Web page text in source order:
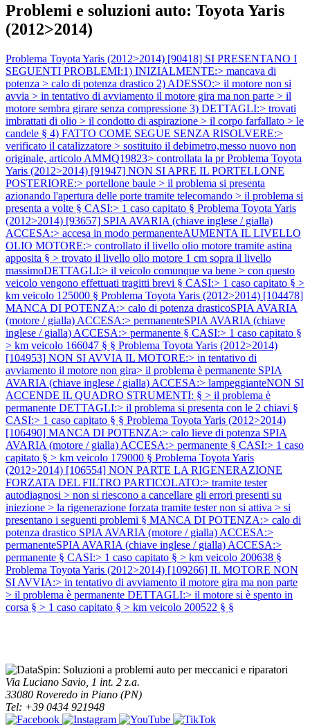
Problemi e soluzioni auto: Toyota Yaris
(2012>2014)
Problema Toyota Yaris (2012>2014) [90418] SI PRESENTANO I
SEGUENTI PROBLEMI:1) INIZIALMENTE:> mancava di
potenza > calo di potenza drastico 2) ADESSO:> il motore non si
avvia > in tentativo di avviamento il motore gira ma non parte > il
motore sembra girare senza compressione 3) DETTAGLI:> trovati
imbrattati di olio > il condotto di aspirazione > il corpo farfallato > le
candele § 4) FATTO COME SEGUE SENZA RISOLVERE:>
verificato il catalizzatore > sostituito il debimetro,messo nuovo non
originale, articolo AMMQ19823> controllata la prProblema Toyota
Yaris (2012>2014) [91947] NON SI APRE IL PORTELLONE
POSTERIORE:> portellone baule > il problema si presenta
azionando l'apertura delle porte tramite telecomando > il problema si
presenta a volte § CASI:> 1 caso capitato § Problema Toyota Yaris
(2012>2014) [93657] SPIA AVARIA (chiave inglese / gialla)
ACCESA:> accesa in modo permanenteAUMENTA IL LIVELLO
OLIO MOTORE:> controllato il livello olio motore tramite astina
apposita § > trovato il livello olio motore 1 cm sopra il livello
massimoDETTAGLI:> il veicolo comunque va bene > con questo
veicolo vengono effettuati tragitti brevi § CASI:> 1 caso capitato § >
km veicolo 125000 § Problema Toyota Yaris (2012>2014) [104478]
MANCA DI POTENZA:> calo di potenza drasticoSPIA AVARIA
(motore / gialla) ACCESA:> permanenteSPIA AVARIA (chiave
inglese / gialla) ACCESA:> permanente § CASI:> 1 caso capitato §
> km veicolo 166047 § § Problema Toyota Yaris (2012>2014)
[104953] NON SI AVVIA IL MOTORE:> in tentativo di
avviamento il motore non gira> il problema è permanente SPIA
AVARIA (chiave inglese / gialla) ACCESA:> lampeggianteNON SI
ACCENDE IL QUADRO STRUMENTI: § > il problema è
permanente DETTAGLI:> il problema si presenta con le 2 chiavi §
CASI:> 1 caso capitato § § Problema Toyota Yaris (2012>2014)
[106490] MANCA DI POTENZA:> calo lieve di potenza SPIA
AVARIA (motore / gialla) ACCESA:> permanente § CASI:> 1 caso
capitato § > km veicolo 179000 § Problema Toyota Yaris
(2012>2014) [106554] NON PARTE LA RIGENERAZIONE
FORZATA DEL FILTRO PARTICOLATO:> tramite tester
autodiagnosi > non si riescono a cancellare gli errori presenti su
iniezione > la rigenerazione forzata tramite tester non si attiva > si
presentano i seguenti problemi § MANCA DI POTENZA:> calo di
potenza drastico SPIA AVARIA (motore / gialla) ACCESA:>
permanenteSPIA AVARIA (chiave inglese / gialla) ACCESA:>
permanente § CASI:> 1 caso capitato § > km veicolo 200638 §
Problema Toyota Yaris (2012>2014) [109266] IL MOTORE NON
SI AVVIA:> in tentativo di avviamento il motore gira ma non parte
> il problema è permanente DETTAGLI:> il motore si è spento in
corsa § > 1 caso capitato § > km veicolo 200522 § §
Via Luciano Savio, 1 int. 2 z.a.
33080 Roveredo in Piano (PN)
Tel: +39 0434 921948